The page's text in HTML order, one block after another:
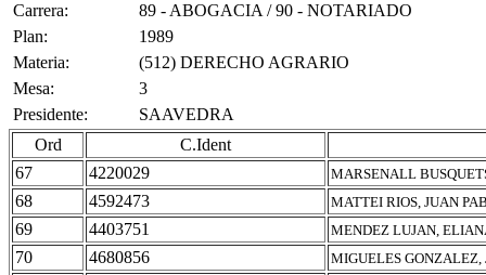
Carrera:
89 - ABOGACIA / 90 - NOTARIADO
Plan:
1989
Materia:
(512) DERECHO AGRARIO
Mesa:
3
Presidente:
SAAVEDRA
Ord
C.Ident
67
4220029 MARSENALL
68 4592473 MATTEI RIOS, JUAN
69 4403751 MENDEZ LUJAN,
70 4680856 MIGUELES